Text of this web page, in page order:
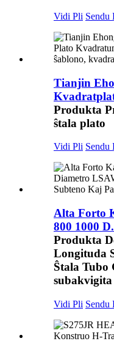
Vidi Pli Sendu
Tianjin
Produkta
ŝtala plato
Vidi Pli Sendu
Alta Forto
800 1000
Produkta
Longituda
Ŝtala Tubo
subakvigita
Vidi Pli Sendu